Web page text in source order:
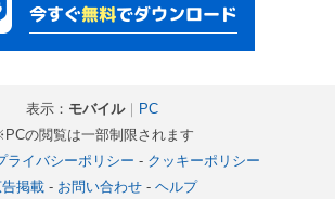
表示： モバイル｜ PC
の閲覧は一部制限されます
ライバシーポリシー - クッキーポリシー
告掲載- お問い合わせ- ヘルプ